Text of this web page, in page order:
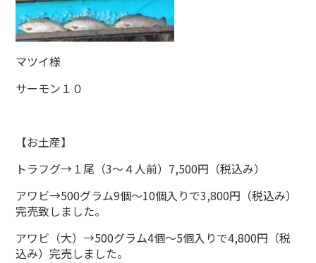
マツイ様
サーモン１０
【お土産】
トラフグ→１尾（3～４人前）7,500円（税込み）
アワビ→500グラム9個～10個入りで3,800円（税込み）
完売致しました。
アワビ（大）→500グラム4個～5個入りで4,800円（税
込み）完売しました。